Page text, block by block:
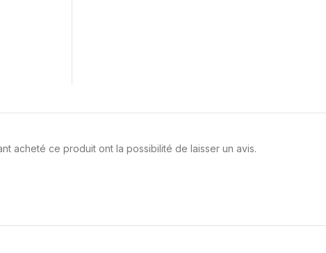
acheté ce produit ont la possibilité de laisser un avis.